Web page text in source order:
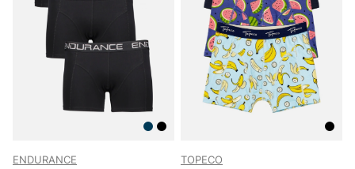
ENDURANCE TOPECO